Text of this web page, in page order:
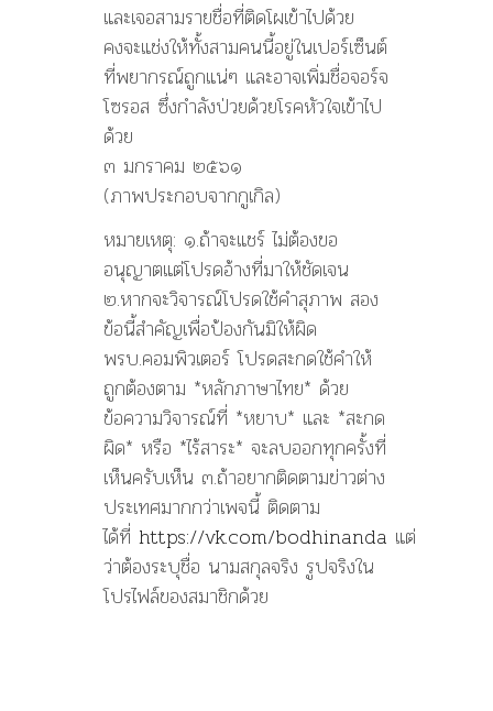
และเจอสามรายชื่อที่ติดโผเข้าไปด้วย
คงจะแช่งให้ทั้งสามคนนี้อยู่ในเปอร์เซ็นต์
ที่พยากรณ์ถูกแน่ๆ และอาจเพิ่มชื่อจอร์จ
โซรอส ซึ่งกำลังป่วยด้วยโรคหัวใจเข้าไป
ด้วย
๓ มกราคม ๒๕๖๑
(ภาพประกอบจากกูเกิล)
หมายเหตุ: ๑.ถ้าจะแชร์ ไม่ต้องขอ
อนุญาตแต่โปรดอ้างที่มาให้ชัดเจน
๒.หากจะวิจารณ์โปรดใช้คำสุภาพ สอง
ข้อนี้สำคัญเพื่อป้องกันมิให้ผิด
พรบ.คอมพิวเตอร์ โปรดสะกดใช้คำให้
ถูกต้องตาม *หลักภาษาไทย* ด้วย
ข้อความวิจารณ์ที่ *หยาบ* และ *สะกด
ผิด* หรือ *ไร้สาระ* จะลบออกทุกครั้งที่
เห็นครับเห็น ๓.ถ้าอยากติดตามข่าวต่าง
ประเทศมากกว่าเพจนี้ ติดตาม
ได้ที่ https://vk.com/bodhinanda แต่
ว่าต้องระบุชื่อ นามสกุลจริง รูปจริงใน
โปรไฟล์ของสมาชิกด้วย